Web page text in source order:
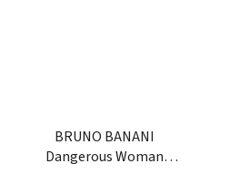
BRUNO BANANI
Dangerous Woman